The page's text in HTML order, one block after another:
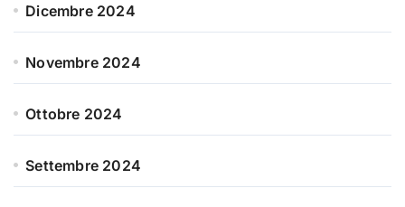
Dicembre 2024
Novembre 2024
Ottobre 2024
Settembre 2024